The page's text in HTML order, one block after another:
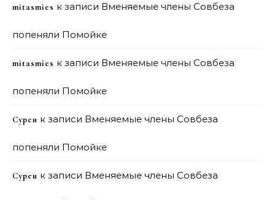
mitasmies к записи Вменяемые члены Совбеза
попеняли Помойке
mitasmies к записи Вменяемые члены Совбеза
попеняли Помойке
Сурен к записи Вменяемые члены Совбеза
попеняли Помойке
Сурен к записи Вменяемые члены Совбеза